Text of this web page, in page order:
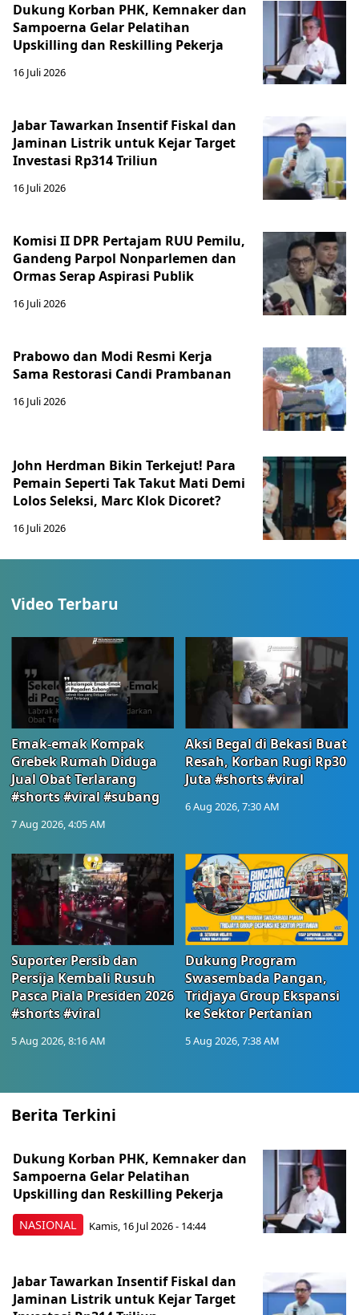
Dukung Korban PHK, Kemnaker dan
Sampoerna Gelar Pelatihan
Upskilling dan Reskilling Pekerja
16 Juli 2026
Jabar Tawarkan Insentif Fiskal dan
Jaminan Listrik untuk Kejar Target
Investasi Rp314 Triliun
16 Juli 2026
Komisi II DPR Pertajam RUU Pemilu,
Gandeng Parpol Nonparlemen dan
Ormas Serap Aspirasi Publik
16 Juli 2026
Prabowo dan Modi Resmi Kerja
Sama Restorasi Candi Prambanan
16 Juli 2026
John Herdman Bikin Terkejut! Para
Pemain Seperti Tak Takut Mati Demi
Lolos Seleksi, Marc Klok Dicoret?
16 Juli 2026
Video Terbaru
Emak-emak Kompak
Grebek Rumah Diduga
Jual Obat Terlarang
#shorts #viral #subang
7 Aug 2026, 4:05 AM
Aksi Begal di Bekasi Buat
Resah, Korban Rugi Rp30
Juta #shorts #viral
6 Aug 2026, 7:30 AM
Suporter Persib dan
Persija Kembali Rusuh
Pasca Piala Presiden 2026
#shorts #viral
5 Aug 2026, 8:16 AM
Dukung Program
Swasembada Pangan,
Tridjaya Group Ekspansi
ke Sektor Pertanian
5 Aug 2026, 7:38 AM
Berita Terkini
NASIONAL
Dukung Korban PHK, Kemnaker dan
Sampoerna Gelar Pelatihan
Upskilling dan Reskilling Pekerja
Kamis, 16 Jul 2026 - 14:44
Jabar Tawarkan Insentif Fiskal dan
Jaminan Listrik untuk Kejar Target